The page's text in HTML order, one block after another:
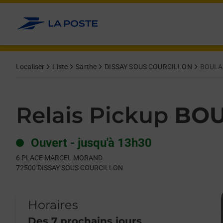
Allez au contenu
Localiser Liste Sarthe DISSAY SOUS COURCILLON
Relais Pickup
Ouvert - jusqu'à 13h30
6 PLACE MARCEL MORAND
72500 DISSAY SOUS COURCILLON
Horaires
Day of the WeekHours
Get directions to Relais Pickup at 6 PLACE MARCEL MORAND
lien s'ouvre dans un nouvel onglet